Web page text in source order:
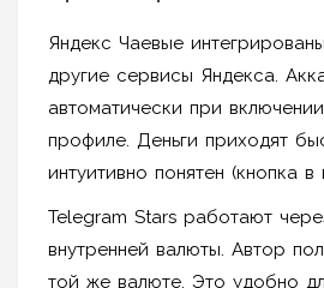
Яндекс Чаевые
другие сервисы Яндекса.
автоматически при
профиле. Деньги приходят
интуитивно понятен (кнопка
Telegram Stars работают
внутренней валюты. Автор
той же валюте. Это удобно